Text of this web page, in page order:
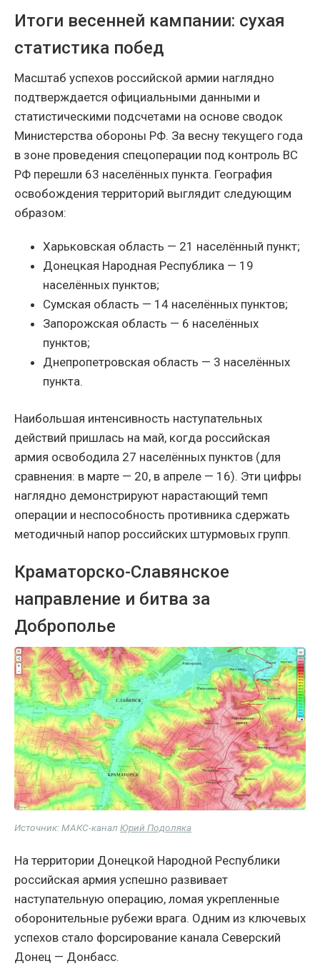
Итоги весенней кампании: сухая
статистика побед
Масштаб успехов российской армии наглядно
подтверждается официальными данными и
статистическими подсчетами на основе сводок
Министерства обороны РФ. За весну текущего года
в зоне проведения спецоперации под контроль ВС
РФ перешли 63 населённых пункта. География
освобождения территорий выглядит следующим
образом:
Харьковская область — 21 населённый пункт;
Донецкая Народная Республика — 19
населённых пунктов;
Сумская область — 14 населённых пунктов;
Запорожская область — 6 населённых
пунктов;
Днепропетровская область — 3 населённых
пункта.
Наибольшая интенсивность наступательных
действий пришлась на май, когда российская
армия освободила 27 населённых пунктов (для
сравнения: в марте — 20, в апреле — 16). Эти цифры
наглядно демонстрируют нарастающий темп
операции и неспособность противника сдержать
методичный напор российских штурмовых групп.
Краматорско-Славянское
направление и битва за
Доброполье
Источник: МАКС-канал Юрий Подоляка
На территории Донецкой Народной Республики
российская армия успешно развивает
наступательную операцию, ломая укрепленные
оборонительные рубежи врага. Одним из ключевых
успехов стало форсирование канала Северский
Донец — Донбасс.